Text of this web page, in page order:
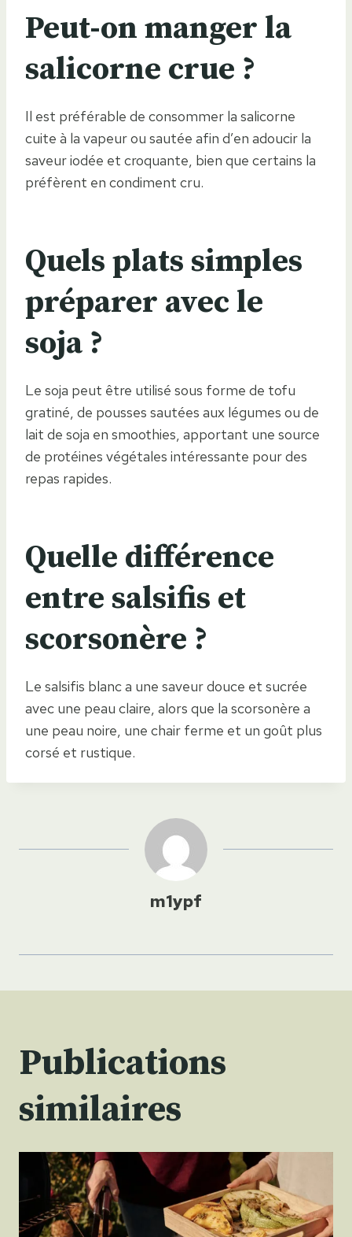
Peut-on manger la
salicorne crue ?
Il est préférable de consommer la salicorne
cuite à la vapeur ou sautée afin d’en adoucir la
saveur iodée et croquante, bien que certains la
préfèrent en condiment cru.
Quels plats simples
préparer avec le
soja ?
Le soja peut être utilisé sous forme de tofu
gratiné, de pousses sautées aux légumes ou de
lait de soja en smoothies, apportant une source
de protéines végétales intéressante pour des
repas rapides.
Quelle différence
entre salsifis et
scorsonère ?
Le salsifis blanc a une saveur douce et sucrée
avec une peau claire, alors que la scorsonère a
une peau noire, une chair ferme et un goût plus
corsé et rustique.
m1ypf
Publications
similaires